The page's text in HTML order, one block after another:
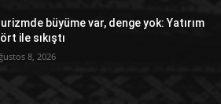
büyüme var, denge yok: Yatırım
ile sıkıştı
8, 2026